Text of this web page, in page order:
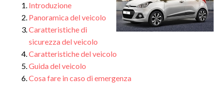
Introduzione
Panoramica del veicolo
Caratteristiche di
sicurezza del veicolo
Caratteristiche del veicolo
Guida del veicolo
Cosa fare in caso di emergenza